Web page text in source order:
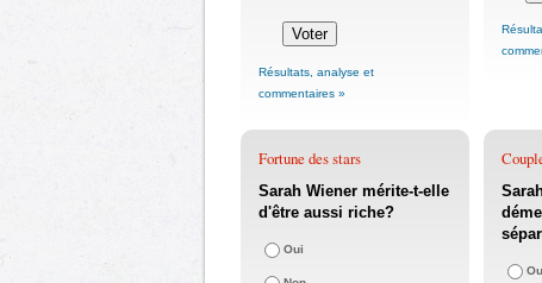
Résultats, analyse et
commentaires »
Fortune des stars
Sarah Wiener mérite-t-elle
d'être aussi riche?
Oui